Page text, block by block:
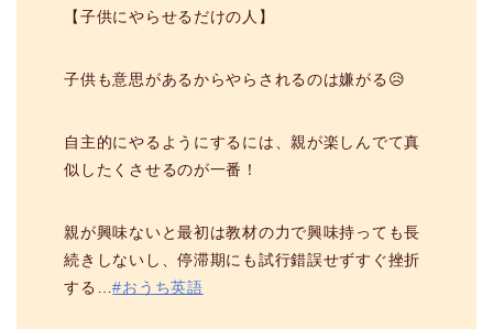
【子供にやらせるだけの人】
子供も意思があるからやらされるのは嫌がる😥
自主的にやるようにするには、親が楽しんでて真
似したくさせるのが一番！
親が興味ないと最初は教材の力で興味持っても長
続きしないし、停滞期にも試行錯誤せずすぐ挫折
する…#おうち英語